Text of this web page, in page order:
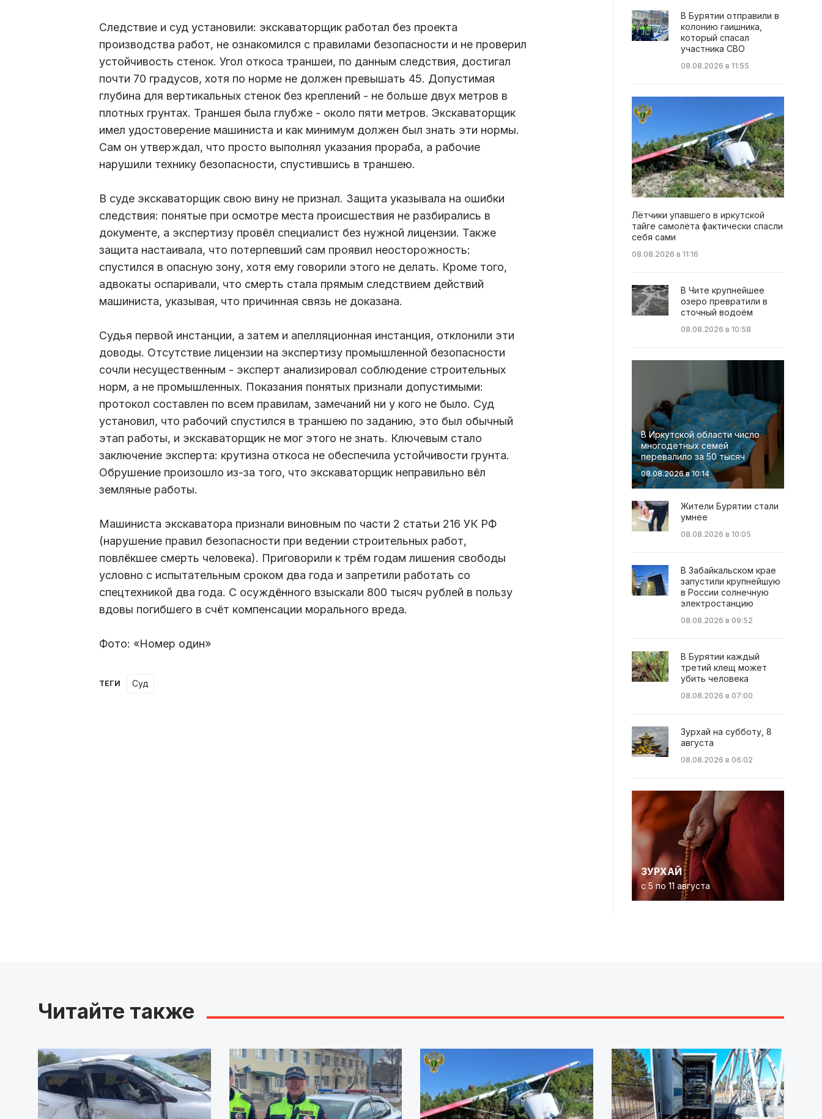
Следствие и суд установили: экскаваторщик работал без проекта
производства работ, не ознакомился с правилами безопасности и не проверил
устойчивость стенок. Угол откоса траншеи, по данным следствия, достигал
почти 70 градусов, хотя по норме не должен превышать 45. Допустимая
глубина для вертикальных стенок без креплений - не больше двух метров в
плотных грунтах. Траншея была глубже - около пяти метров. Экскаваторщик
имел удостоверение машиниста и как минимум должен был знать эти нормы.
Сам он утверждал, что просто выполнял указания прораба, а рабочие
нарушили технику безопасности, спустившись в траншею.
В суде экскаваторщик свою вину не признал. Защита указывала на ошибки
следствия: понятые при осмотре места происшествия не разбирались в
документе, а экспертизу провёл специалист без нужной лицензии. Также
защита настаивала, что потерпевший сам проявил неосторожность:
спустился в опасную зону, хотя ему говорили этого не делать. Кроме того,
адвокаты оспаривали, что смерть стала прямым следствием действий
машиниста, указывая, что причинная связь не доказана.
Судья первой инстанции, а затем и апелляционная инстанция, отклонили эти
доводы. Отсутствие лицензии на экспертизу промышленной безопасности
сочли несущественным - эксперт анализировал соблюдение строительных
норм, а не промышленных. Показания понятых признали допустимыми:
протокол составлен по всем правилам, замечаний ни у кого не было. Суд
установил, что рабочий спустился в траншею по заданию, это был обычный
этап работы, и экскаваторщик не мог этого не знать. Ключевым стало
заключение эксперта: крутизна откоса не обеспечила устойчивости грунта.
Обрушение произошло из-за того, что экскаваторщик неправильно вёл
земляные работы.
Машиниста экскаватора признали виновным по части 2 статьи 216 УК РФ
(нарушение правил безопасности при ведении строительных работ,
повлёкшее смерть человека). Приговорили к трём годам лишения свободы
условно с испытательным сроком два года и запретили работать со
спецтехникой два года. С осуждённого взыскали 800 тысяч рублей в пользу
вдовы погибшего в счёт компенсации морального вреда.
Фото: «Номер один»
ТЕГИ суд
В Бурятии отправили в
колонию гаишника,
который спасал
участника СВО
08.08.2026 в 11:55
Лётчики упавшего в иркутской
тайге самолёта фактически спасли
себя сами
08.08.2026 в 11:16
В Чите крупнейшее
озеро превратили в
сточный водоём
08.08.2026 в 10:58
В Иркутской области число
многодетных семей
перевалило за 50 тысяч
08.08.2026 в 10:14
Жители Бурятии стали
умнее
08.08.2026 в 10:05
В Забайкальском крае
запустили крупнейшую
в России солнечную
электростанцию
08.08.2026 в 09:52
В Бурятии каждый
третий клещ может
убить человека
08.08.2026 в 07:00
Зурхай на субботу, 8
августа
08.08.2026 в 06:02
ЗУРХАЙ
с 5 по 11 августа
Читайте также